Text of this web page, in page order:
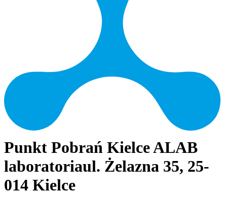
Punkt Pobrań Kielce ALAB
laboratoriaul. Żelazna 35, 25-
014 Kielce